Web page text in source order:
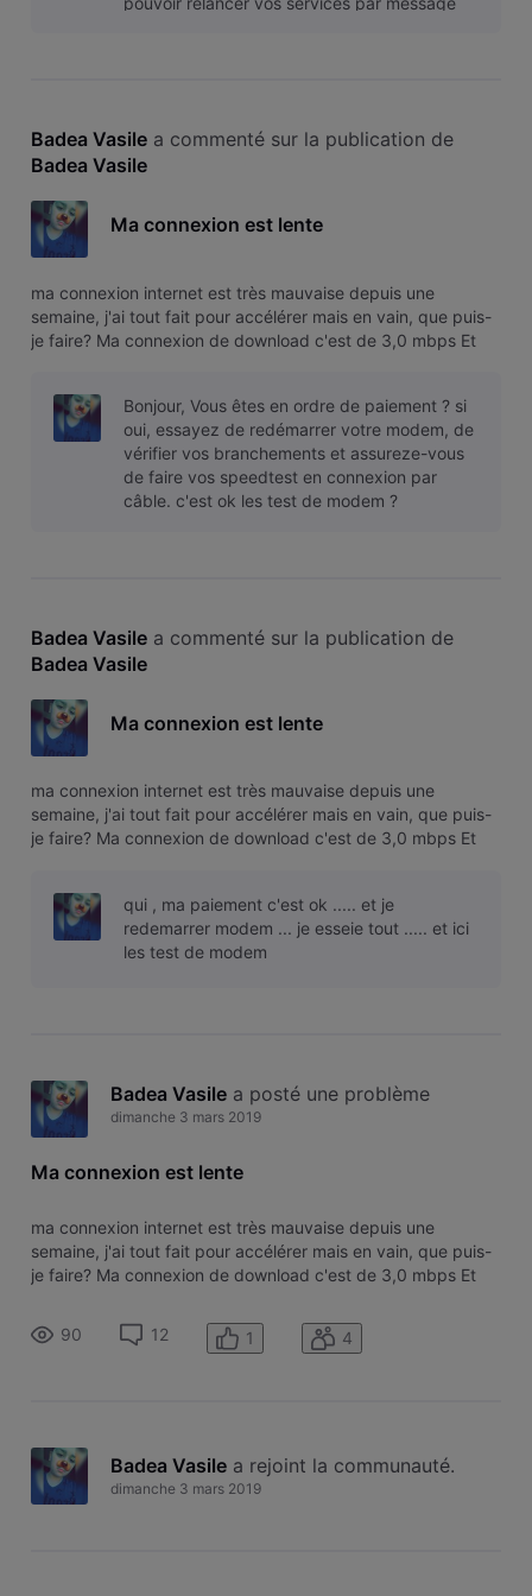
Badea Vasile a commenté sur la publication de
Badea Vasile
Ma connexion est lente
ma connexion internet est très mauvaise depuis une
semaine, j'ai tout fait pour accélérer mais en vain, que puis-
je faire? Ma connexion de download c'est de 3,0 mbps Et
Bonjour, Vous êtes en ordre de paiement ? si
oui, essayez de redémarrer votre modem, de
vérifier vos branchements et assureze-vous
de faire vos speedtest en connexion par
câble. c'est ok les test de modem ?
Badea Vasile a commenté sur la publication de
Badea Vasile
Ma connexion est lente
ma connexion internet est très mauvaise depuis une
semaine, j'ai tout fait pour accélérer mais en vain, que puis-
je faire? Ma connexion de download c'est de 3,0 mbps Et
qui , ma paiement c'est ok ..... et je
redemarrer modem ... je esseie tout ..... et ici
les test de modem
Badea Vasile a posté une problème
dimanche 3 mars 2019
Ma connexion est lente
ma connexion internet est très mauvaise depuis une
semaine, j'ai tout fait pour accélérer mais en vain, que puis-
je faire? Ma connexion de download c'est de 3,0 mbps Et
90
12 1 4
Badea Vasile a rejoint la communauté.
dimanche 3 mars 2019